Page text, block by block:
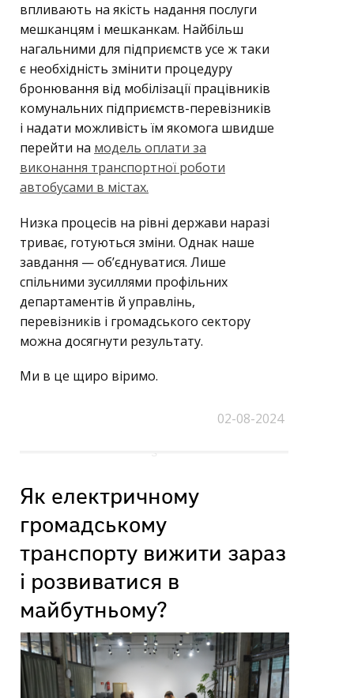
впливають на якість надання послуги
мешканцям і мешканкам. Найбільш
нагальними для підприємств усе ж таки
є необхідність змінити процедуру
бронювання від мобілізації працівників
комунальних підприємств-перевізників
і надати можливість їм якомога швидше
перейти на модель оплати за
виконання транспортної роботи
автобусами в містах.
Низка процесів на рівні держави наразі
триває, готуються зміни. Однак наше
завдання — об’єднуватися. Лише
спільними зусиллями профільних
департаментів й управлінь,
перевізників і громадського сектору
можна досягнути результату.
Ми в це щиро віримо.
02-08-2024
Як електричному
громадському
транспорту вижити зараз
і розвиватися в
майбутньому?